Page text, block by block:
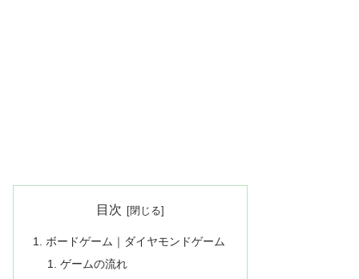
目次
ボードゲーム｜ダイヤモンドゲーム
ゲームの流れ